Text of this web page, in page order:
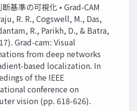
基準の可視化 • Grad-CAM
R. R., Cogswell, M., Das,
R., Parikh, D., & Batra,
Grad-cam: Visual
from deep networks
based localization. In
of the IEEE
conference on
vision (pp. 618-626).